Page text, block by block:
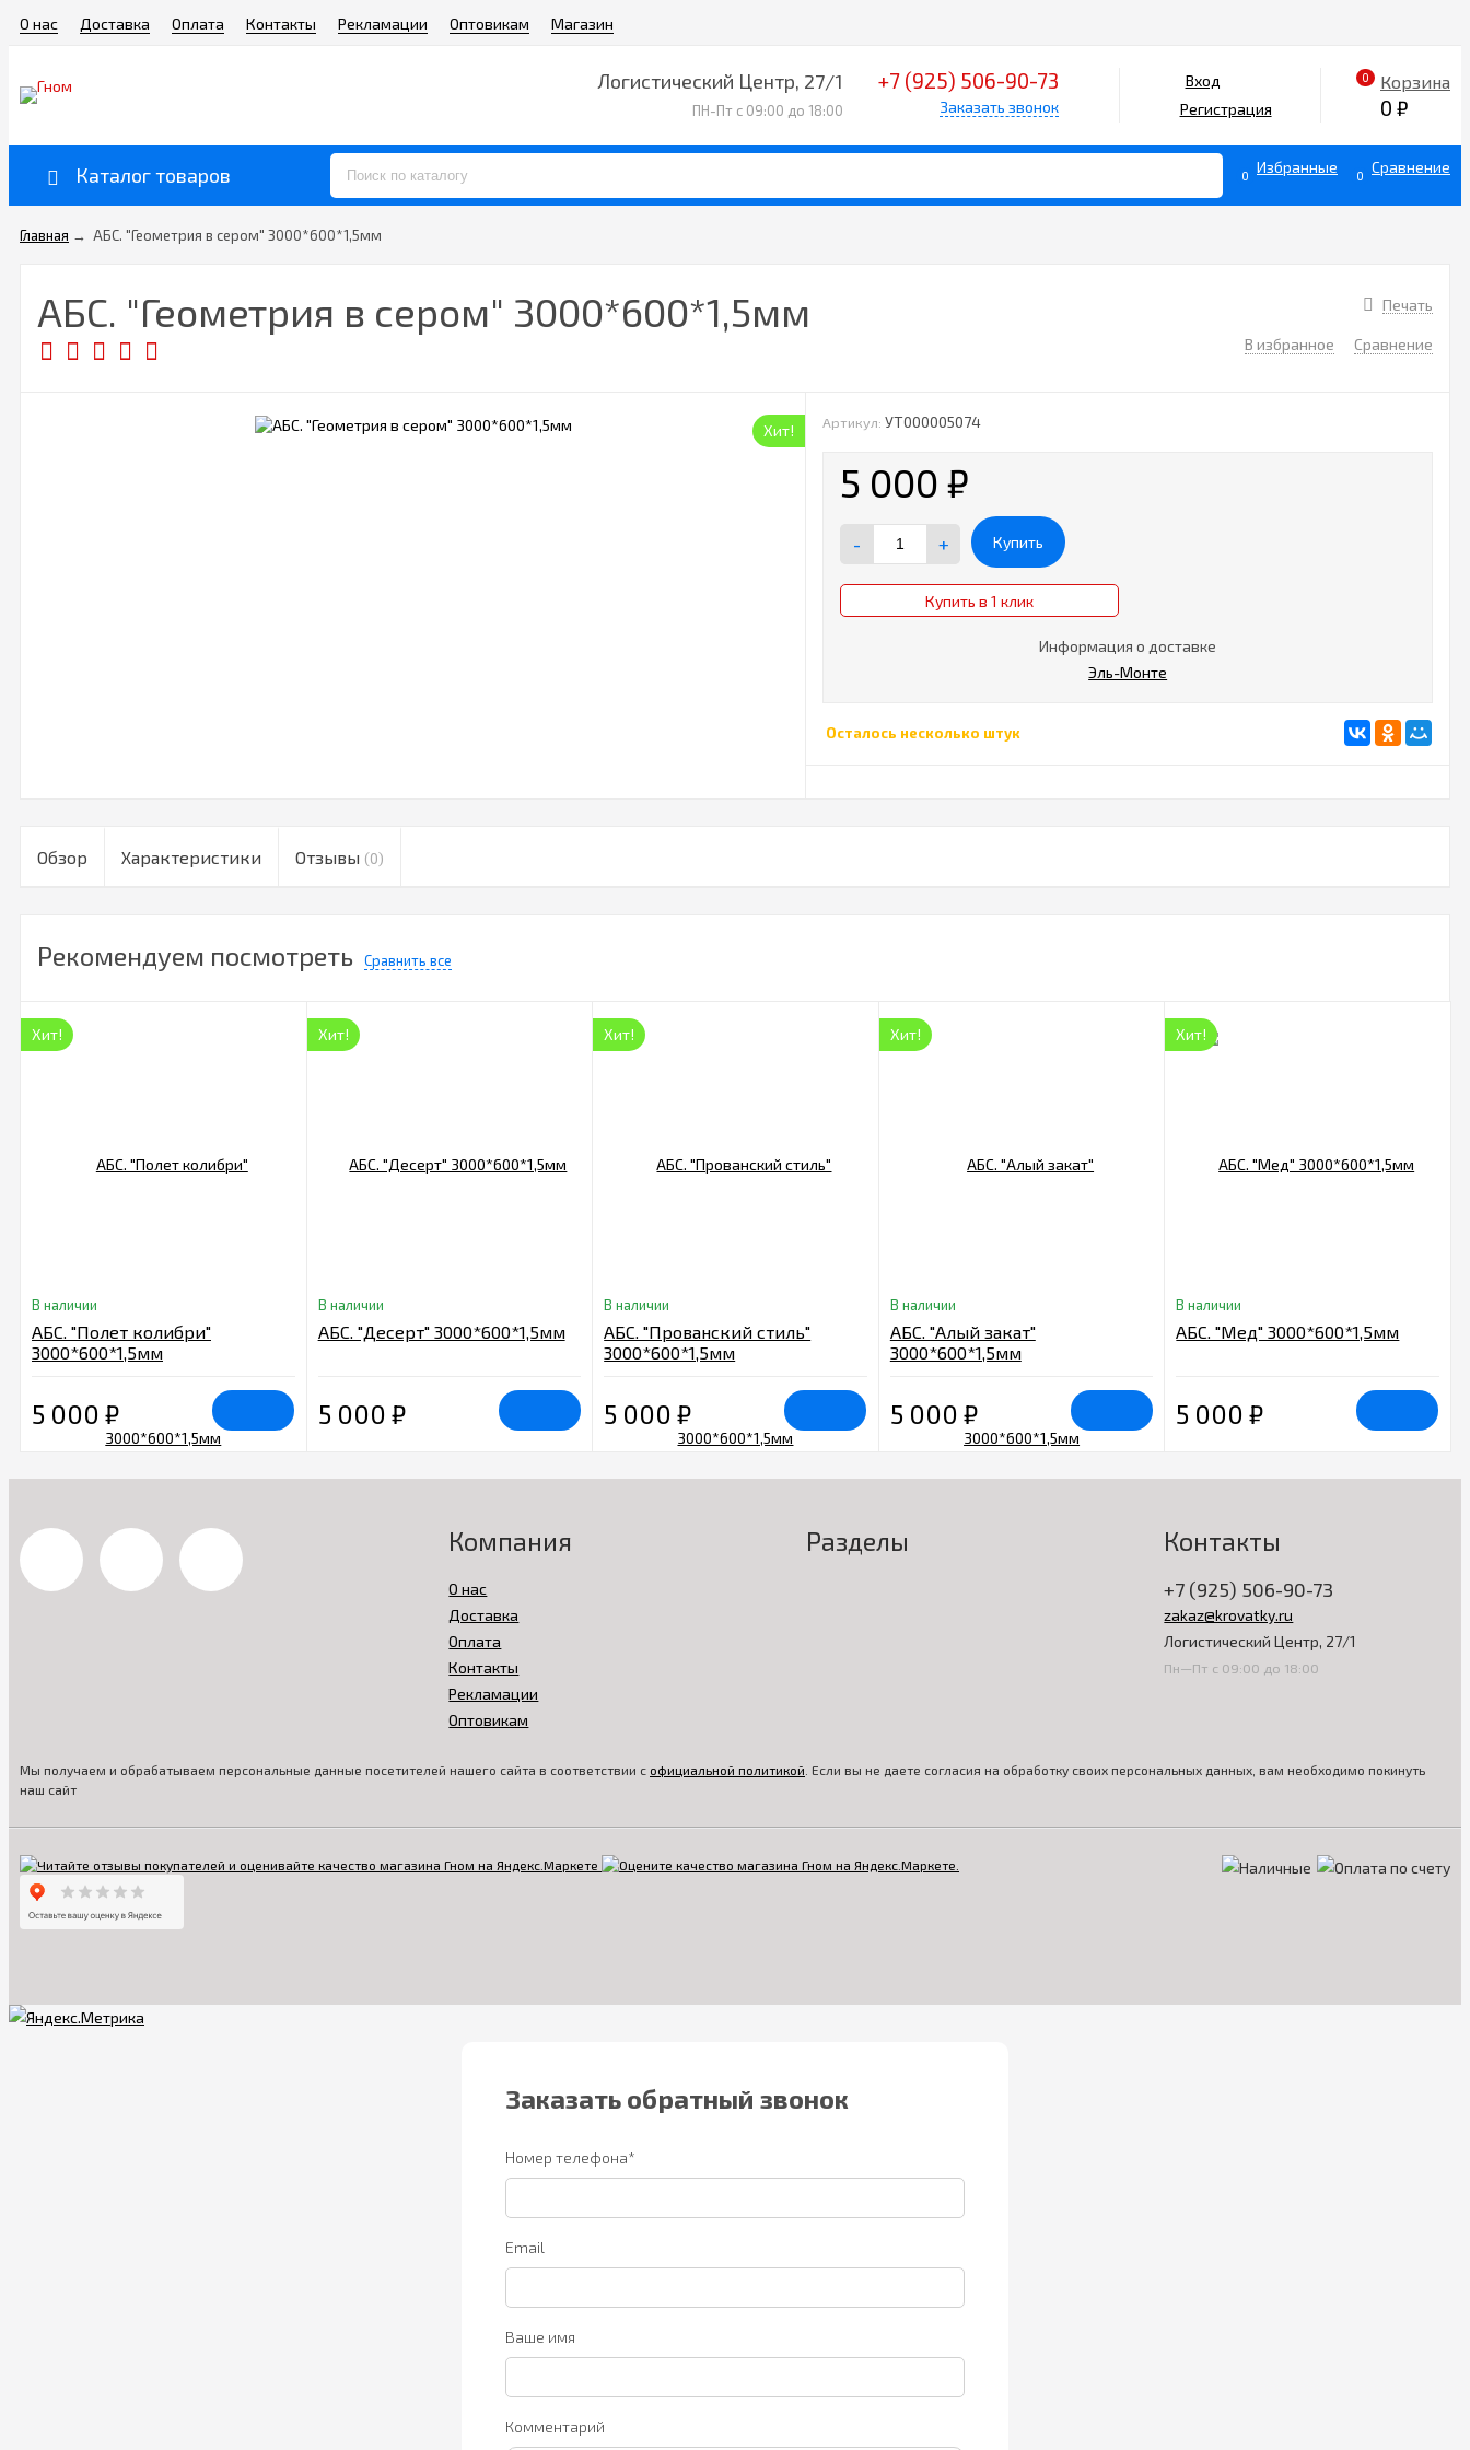
О нас Доставка Оплата Контакты Рекламации Оптовикам Магазин
Логистический Центр, 27/1
ПН-Пт с 09:00 до 18:00
+7 (925) 506-90-73
Заказать звонок
Вход
Регистрация
0 Корзина
0 ₽
Каталог товаров 0 Избранные 0 Сравнение
Главная → АБС. "Геометрия в сером" 3000*600*1,5мм
Печать
АБС. "Геометрия в сером" 3000*600*1,5мм
В избранное Сравнение
Хит! Артикул: УТ000005074
5 000₽
- + Купить
Купить в 1 клик
Информация о доставке
Эль-Монте
Осталось несколько штук
Обзор Характеристики Отзывы (0)
Рекомендуем посмотреть Сравнить все
Хит!
В наличии
АБС. "Полет колибри"
3000*600*1,5мм
5 000 ₽
Хит!
В наличии
АБС. "Десерт" 3000*600*1,5мм
5 000 ₽
Хит!
В наличии
АБС. "Прованский стиль"
3000*600*1,5мм
5 000₽
Хит!
В наличии
АБС. "Алый закат"
3000*600*1,5мм
5 000 ₽
Хит!
В наличии
АБС. "Мед" 3000*600*1,5мм
5 000₽
Компания
О нас
Доставка
Оплата
Контакты
Рекламации
Оптовикам
Разделы Контакты
+7 (925) 506-90-73
zakaz@krovatky.ru
Логистический Центр, 27/1
Пн—Пт с 09:00 до 18:00
Мы получаем и обрабатываем персональные данные посетителей нашего сайта в соответствии с официальной политикой . Если вы не даете согласия на обработку своих персональных данных, вам необходимо покинуть
наш сайт
Заказать обратный звонок
Номер телефона*
Email
Ваше имя
Комментарий